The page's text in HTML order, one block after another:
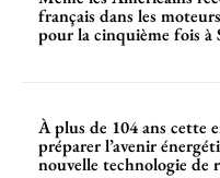
français dans les
pour la cinquième fois à
À plus de 104 ans cette
préparer l’avenir
nouvelle technologie de